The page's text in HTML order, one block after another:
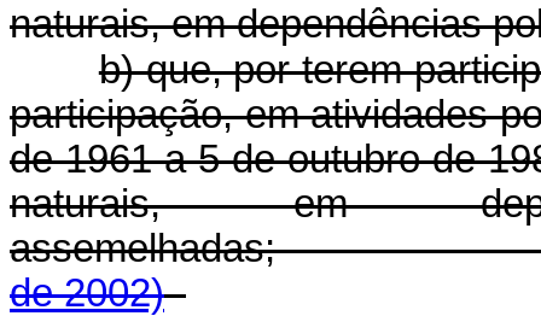
naturais, em dependências
b) que, por terem
participação, em atividades
de 1961 a 5 de outubro de
naturais, em
de 2002)